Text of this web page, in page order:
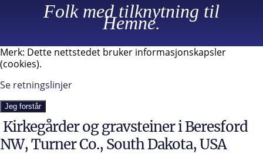
Folk med tilknytning til
Hemne.
Merk: Dette nettstedet bruker informasjonskapsler
(cookies).
Se retningslinjer
Jeg forstår
Kirkegårder og gravsteiner i Beresford
NW, Turner Co., South Dakota, USA